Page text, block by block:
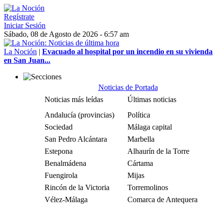
Regístrate
Iniciar Sesión
Sábado, 08 de Agosto de 2026 - 6:57 am
La Noción | Evacuado al hospital por un incendio en su vivienda
en San Juan...
Noticias de Portada
Noticias más leídas
Últimas noticias
Andalucía (provincias)
Política
Sociedad
Málaga capital
San Pedro Alcántara
Marbella
Estepona
Alhaurín de la Torre
Benalmádena
Cártama
Fuengirola
Mijas
Rincón de la Victoria
Torremolinos
Vélez-Málaga
Comarca de Antequera